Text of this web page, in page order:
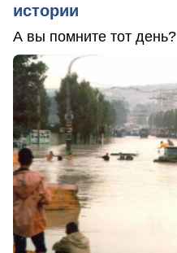
истории
А вы помните тот день?